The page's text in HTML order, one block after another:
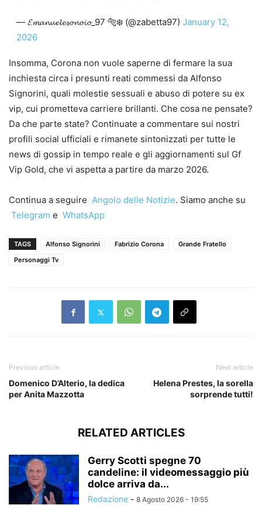
— 𝓔𝓶𝓪𝓷𝓾𝓮𝓵𝓮𝓼𝓸𝓷𝓸𝓲𝓸_97 🐅❄️ (@zabetta97) January 12,
2026
Insomma, Corona non vuole saperne di fermare la sua
inchiesta circa i presunti reati commessi da Alfonso
Signorini, quali molestie sessuali e abuso di potere su ex
vip, cui prometteva carriere brillanti. Che cosa ne pensate?
Da che parte state? Continuate a commentare sui nostri
profili social ufficiali e rimanete sintonizzati per tutte le
news di gossip in tempo reale e gli aggiornamenti sul Gf
Vip Gold, che vi aspetta a partire da marzo 2026.
Continua a seguire Angolo delle Notizie. Siamo anche su
Telegram e WhatsApp
TAGS Alfonso Signorini Fabrizio Corona
Grande Fratello
Personaggi Tv
Previous article
Domenico D’Alterio, la dedica
per Anita Mazzotta
Next article
Helena Prestes, la sorella
sorprende tutti!
RELATED ARTICLES
Gerry Scotti spegne 70
candeline: il videomessaggio più
dolce arriva da...
Redazione - 8 Agosto 2026 - 19:55